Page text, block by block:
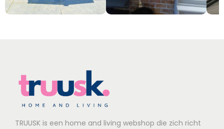
TRUUSK is een home and living webshop die zich richt